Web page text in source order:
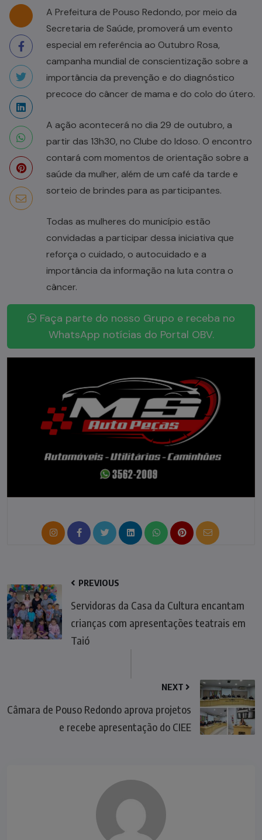
A Prefeitura de Pouso Redondo, por meio da
Secretaria de Saúde, promoverá um evento
especial em referência ao Outubro Rosa,
campanha mundial de conscientização sobre a
importância da prevenção e do diagnóstico
precoce do câncer de mama e do colo do útero.
A ação acontecerá no dia 29 de outubro, a
partir das 13h30, no Clube do Idoso. O encontro
contará com momentos de orientação sobre a
saúde da mulher, além de um café da tarde e
sorteio de brindes para as participantes.
Todas as mulheres do município estão
convidadas a participar dessa iniciativa que
reforça o cuidado, o autocuidado e a
importância da informação na luta contra o
câncer.
Faça parte do nosso Grupo e receba no
WhatsApp notícias do Portal OBV.
PREVIOUS
Servidoras da Casa da Cultura encantam
crianças com apresentações teatrais em
Taió
NEXT
Câmara de Pouso Redondo aprova projetos
e recebe apresentação do CIEE